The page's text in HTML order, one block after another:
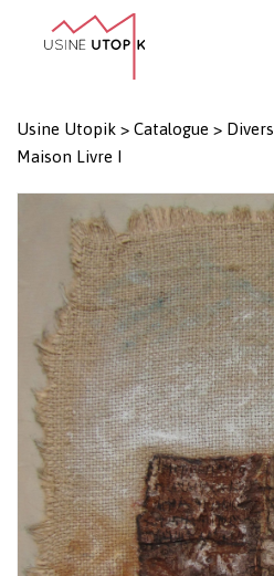
Panier
Usine Utopik > Catalogue > Divers
Maison Livre I